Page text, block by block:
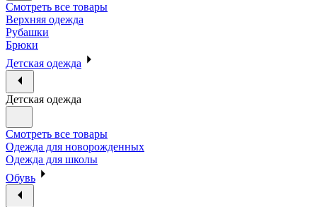
Смотреть все товары
Верхняя одежда
Рубашки
Брюки
Детская одежда
Детская одежда
Смотреть все товары
Одежда для новорожденных
Одежда для школы
Обувь